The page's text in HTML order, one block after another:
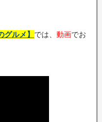
ルメ】 では、 動画でお